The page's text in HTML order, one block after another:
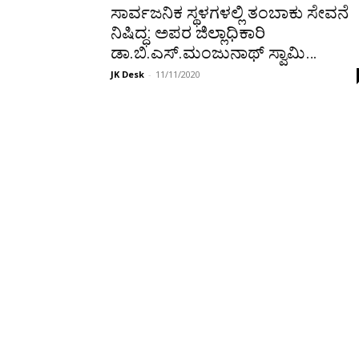
ಸಾರ್ವಜನಿಕ ಸ್ಥಳಗಳಲ್ಲಿ ತಂಬಾಕು ಸೇವನೆ
ನಿಷಿದ್ಧ: ಅಪರ ಜಿಲ್ಲಾಧಿಕಾರಿ
ಡಾ.ಬಿ.ಎಸ್.ಮಂಜುನಾಥ್ ಸ್ವಾಮಿ…
JK Desk - 11/11/2020